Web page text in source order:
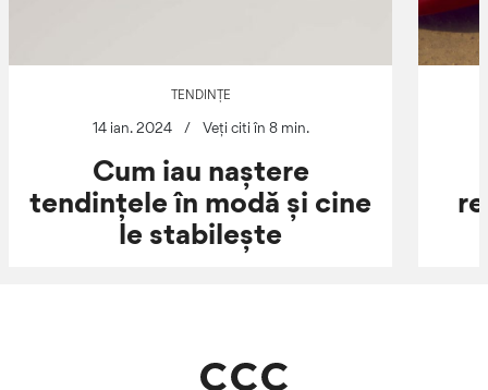
TENDINȚE
14 ian. 2024 / Veți citi în 8 min.
Cum iau naștere
tendințele în modă și cine
le stabilește